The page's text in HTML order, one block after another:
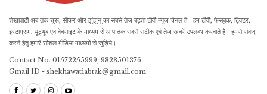
शेखावाटी अब तक चूरू, सीकर और झुंझुनू का सबसे तेज बढ़ता टीवी न्यूज़ चैनल है। हम टीवी, फेसबुक, ट्विटर,
इंस्टाग्राम, यूट्यूब एवं वेबसाइट के माध्यम से आप तक सबसे सटीक एवं तेज खबरें उपलब्ध करवाते है। हमसे संवाद
करने हेतु हमारे सोशल मीडिया माध्यमों से जुड़िये।
Contact No. 01572255999, 9828501376
Gmail ID - shekhawatiabtak@gmail.com